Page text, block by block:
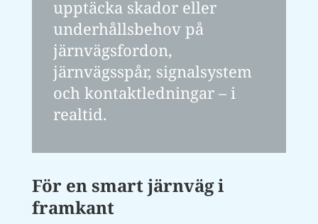
upptäcka skador eller
underhållsbehov på
järnvägsfordon,
järnvägsspår, signalsystem
och kontaktledningar – i
realtid.
För en smart järnväg i
framkant